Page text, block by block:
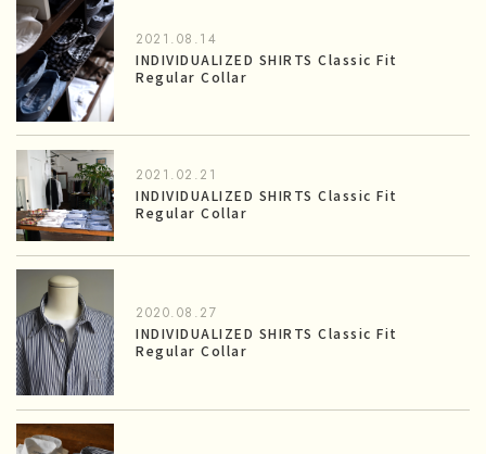
2021.08.14
INDIVIDUALIZED SHIRTS Classic Fit
Regular Collar
2021.02.21
INDIVIDUALIZED SHIRTS Classic Fit
Regular Collar
2020.08.27
INDIVIDUALIZED SHIRTS Classic Fit
Regular Collar